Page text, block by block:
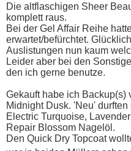
Die altflaschigen Sheer
komplett raus.
Bei der Gel Affair Reihe
erwartet/befürchtet.
Auslistungen nun kaum
Leider aber bei den
den ich gerne benutze.
Gekauft habe ich Backup(s)
Midnight Dusk. 'Neu' durften
Electric Turquoise,
Repair Blossom Nagelöl.
Den Quick Dry Topcoat